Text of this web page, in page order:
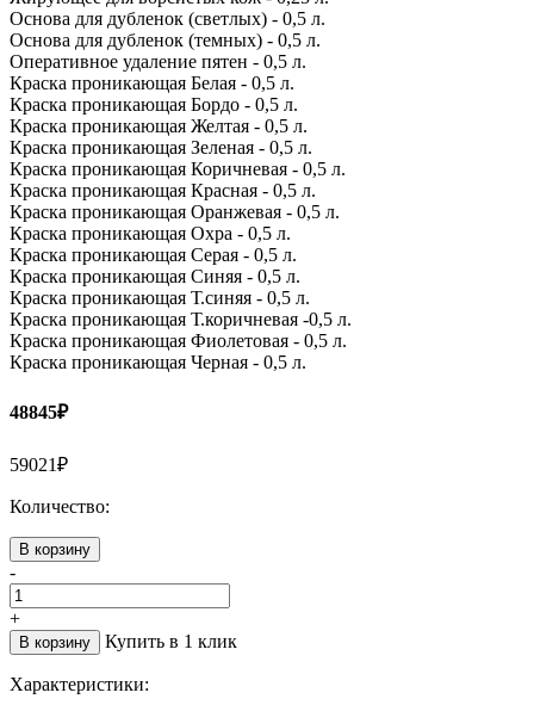
Основа для дубленок (светлых) - 0,5 л.
Основа для дубленок (темных) - 0,5 л.
Оперативное удаление пятен - 0,5 л.
Краска проникающая Белая - 0,5 л.
Краска проникающая Бордо - 0,5 л.
Краска проникающая Желтая - 0,5 л.
Краска проникающая Зеленая - 0,5 л.
Краска проникающая Коричневая - 0,5 л.
Краска проникающая Красная - 0,5 л.
Краска проникающая Оранжевая - 0,5 л.
Краска проникающая Охра - 0,5 л.
Краска проникающая Серая - 0,5 л.
Краска проникающая Синяя - 0,5 л.
Краска проникающая Т.синяя - 0,5 л.
Краска проникающая Т.коричневая -0,5 л.
Краска проникающая Фиолетовая - 0,5 л.
Краска проникающая Черная - 0,5 л.
48845₽
59021₽
Количество:
В корзину
-
+
В корзину Купить в 1 клик
Характеристики: